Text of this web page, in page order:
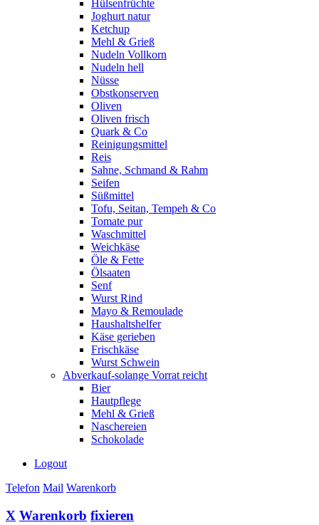
Hülsenfrüchte
Joghurt natur
Ketchup
Mehl & Grieß
Nudeln Vollkorn
Nudeln hell
Nüsse
Obstkonserven
Oliven
Oliven frisch
Quark & Co
Reinigungsmittel
Reis
Sahne, Schmand & Rahm
Seifen
Süßmittel
Tofu, Seitan, Tempeh & Co
Tomate pur
Waschmittel
Weichkäse
Öle & Fette
Ölsaaten
Senf
Wurst Rind
Mayo & Remoulade
Haushaltshelfer
Käse gerieben
Frischkäse
Wurst Schwein
Abverkauf-solange Vorrat reicht
Bier
Hautpflege
Mehl & Grieß
Naschereien
Schokolade
Logout
Telefon Mail Warenkorb
X Warenkorb fixieren